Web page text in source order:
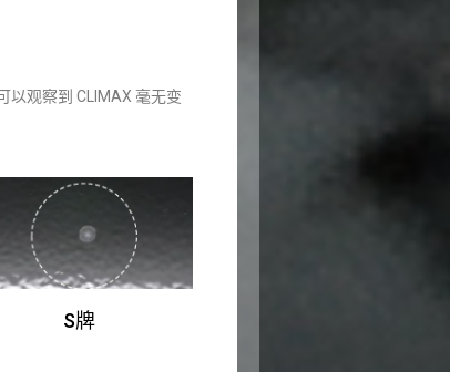
以观察到 CLIMAX 毫无变
S牌